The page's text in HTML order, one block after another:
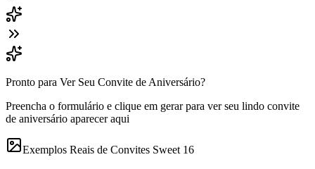
Pronto para Ver Seu Convite de Aniversário?
Preencha o formulário e clique em gerar para ver seu lindo convite
de aniversário aparecer aqui
Exemplos Reais de Convites Sweet 16